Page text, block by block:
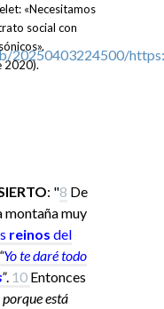
«Necesitamos
social con
2020).
: "8 De
montaña muy
reinos del
“Yote daré todo
”. 10 Entonces
porque está